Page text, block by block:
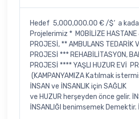
Hedef 5,000,000.00 € /$‘ a
Projelerimiz * MOBİLİZE HASTANE
PROJESİ, ** AMBULANS TEDARİK
PROJESİ *** REHABİLİTASYON,
PROJESİ **** YAŞLI HUZUR EVİ
(KAMPANYAMIZA Katılmak
İNSAN ve İNSANLIK için SAĞLIK
ve HUZUR herşeyden önce gelir.
İNSANLIĞI benimsemek Demektir.